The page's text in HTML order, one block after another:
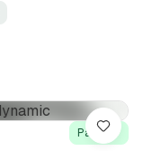
På lager
Lagre